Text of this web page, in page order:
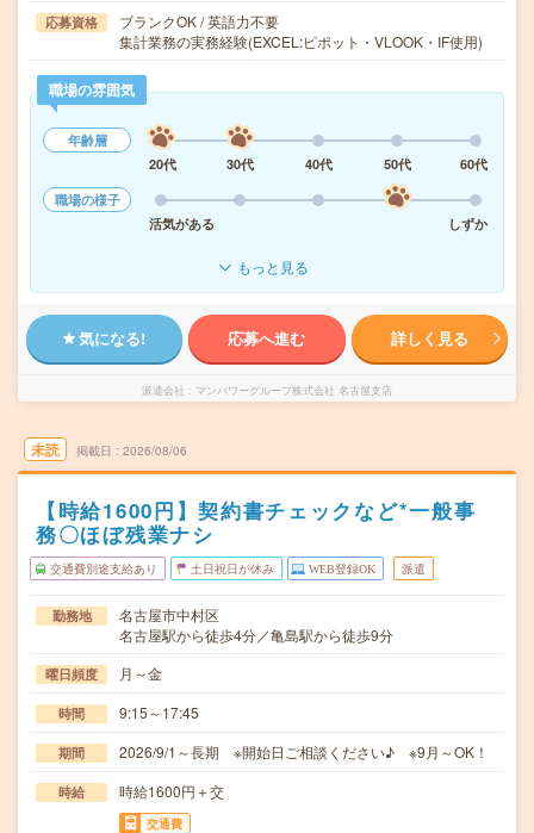
応募資格
ブランクOK / 英語力不要
集計業務の実務経験(EXCEL:ピポット・VLOOK・IF使用)
職場の雰囲気
年齢層
20代
30代 40代 50代
60代
職場の様子
活気がある
しずか
もっと見る
気になる! 応募へ進む 詳しく見る
派遣会社 マンパワーグループ株式会社 名古屋支店
未読 掲載日 2026/08/06
【時給1600円】契約書チェックなど*一般事
務〇ほぼ残業ナシ
交通費別途支給あり 土日祝日が休み WEB登録OK 派遣
勤務地
名古屋市中村区
名古屋駅から徒歩4分／亀島駅から徒歩9分
曜日頻度 月～金
時間 9:15～17:45
期間 2026/9/1～長期 ※開始日ご相談ください♪ ※9月～OK！
時給 時給1600円＋交
交通費